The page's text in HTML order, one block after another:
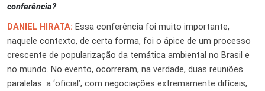
conferência?
DANIEL HIRATA: Essa conferência foi muito importante,
naquele contexto, de certa forma, foi o ápice de um processo
crescente de popularização da temática ambiental no Brasil e
no mundo. No evento, ocorreram, na verdade, duas reuniões
paralelas: a ‘oficial’, com negociações extremamente difíceis,